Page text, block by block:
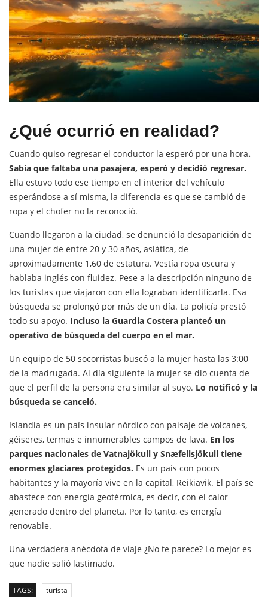
¿Qué ocurrió en realidad?
Cuando quiso regresar el conductor la esperó por una hora.
Sabía que faltaba una pasajera, esperó y decidió regresar.
Ella estuvo todo ese tiempo en el interior del vehículo
esperándose a sí misma, la diferencia es que se cambió de
ropa y el chofer no la reconoció.
Cuando llegaron a la ciudad, se denunció la desaparición de
una mujer de entre 20 y 30 años, asiática, de
aproximadamente 1,60 de estatura. Vestía ropa oscura y
hablaba inglés con fluidez. Pese a la descripción ninguno de
los turistas que viajaron con ella lograban identificarla. Esa
búsqueda se prolongó por más de un día. La policía prestó
todo su apoyo. Incluso la Guardia Costera planteó un
operativo de búsqueda del cuerpo en el mar.
Un equipo de 50 socorristas buscó a la mujer hasta las 3:00
de la madrugada. Al día siguiente la mujer se dio cuenta de
que el perfil de la persona era similar al suyo. Lo notificó y la
búsqueda se canceló.
Islandia es un país insular nórdico con paisaje de volcanes,
géiseres, termas e innumerables campos de lava. En los
parques nacionales de Vatnajökull y Snæfellsjökull tiene
enormes glaciares protegidos. Es un país con pocos
habitantes y la mayoría vive en la capital, Reikiavik. El país se
abastece con energía geotérmica, es decir, con el calor
generado dentro del planeta. Por lo tanto, es energía
renovable.
Una verdadera anécdota de viaje ¿No te parece? Lo mejor es
que nadie salió lastimado.
TAGS: turista